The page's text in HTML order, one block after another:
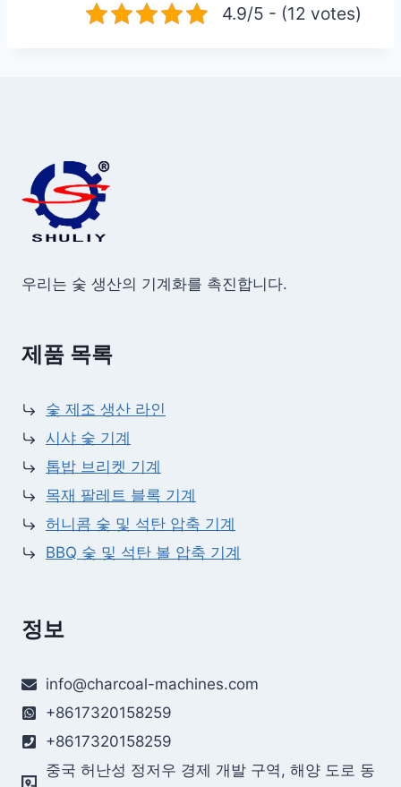
4.9/5 - (12 votes)
우리는 숯 생산의 기계화를 촉진합니다.
제품 목록
숯 제조 생산 라인
시샤 숯 기계
톱밥 브리켓 기계
목재 팔레트 블록 기계
허니콤 숯 및 석탄 압축 기계
BBQ 숯 및 석탄 볼 압축 기계
정보
info@charcoal-machines.com
+8617320158259
+8617320158259
중국 허난성 정저우 경제 개발 구역, 해양 도로 동